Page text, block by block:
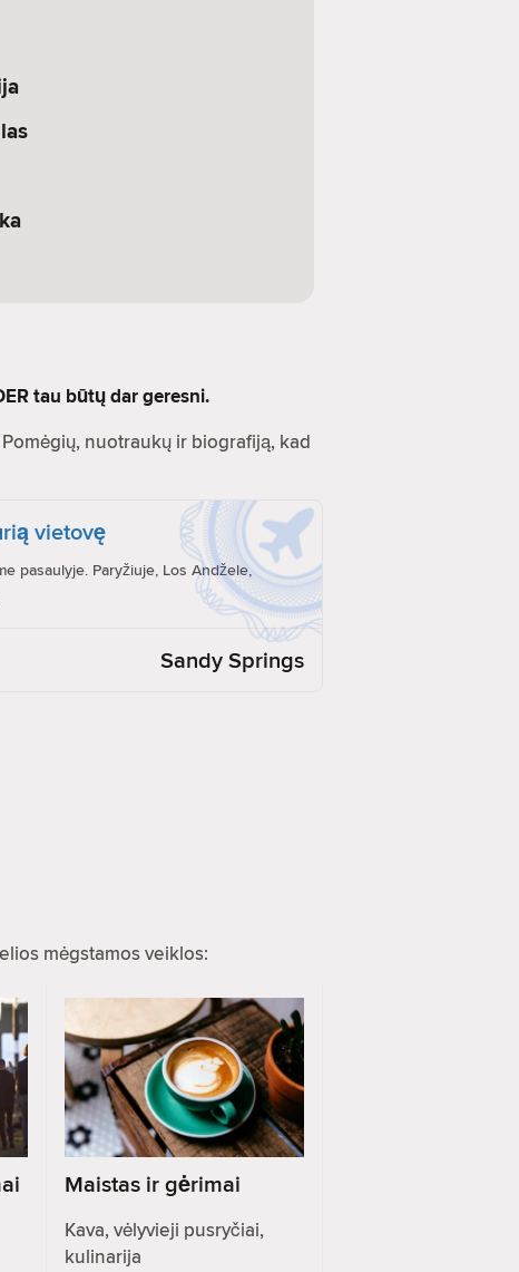
tau būtų dar geresni.
nuotraukų ir biografiją, kad
vietovę
pasaulyje. Paryžiuje, Los Andžele,
Sandy Springs
mėgstamos veiklos:
Maistas ir gėrimai
Kava, vėlyvieji pusryčiai,
kulinarija